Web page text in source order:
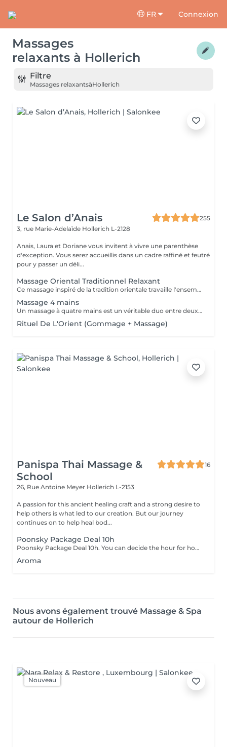
FR Connexion
Massages
relaxants à Hollerich
Filtre
Massages relaxantsàHollerich
Le Salon d’Anais
255
3, rue Marie-Adelaïde Hollerich L-2128
Anais, Laura et Doriane vous invitent à vivre une parenthèse
d'exception. Vous serez accueillis dans un cadre raffiné et feutré
pour y passer un déli...
Massage Oriental Traditionnel Relaxant
Ce massage inspiré de la tradition orientale travaille l'ensemble du corps avec de l'huile d'argon chauffée et délicatement parfumée. Les mains expertes de la praticienne insistent sur les points de tensions pour éliminer toxines et douleurs musculaire, et vous procurer un état de bien-être.
Massage 4 mains
Un massage à quatre mains est un véritable duo entre deux praticiens, les mêmes régions sont massées simultanément : Ils travaillent en harmonie et en synergie totale sur les mêmes zones du corps au même moment, et en synchronisant leurs mouvements de façon très précise.
Rituel De L'Orient (Gommage + Massage)
Panispa Thai Massage &
School
16
26, Rue Antoine Meyer Hollerich L-2153
A passion for this ancient healing craft and a strong desire to
help others is what led to our creation. But our journey
continues on to help heal bod...
Poonsky Package Deal 10h
Poonsky Package Deal 10h. You can decide the hour for how long of massage until total 10h in package just contact directly to us for the next appointment
Aroma
Nous avons également trouvé Massage & Spa
autour de Hollerich
Nouveau